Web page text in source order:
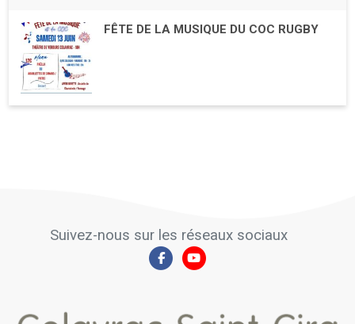
FÊTE DE LA MUSIQUE DU COC RUGBY
Suivez-nous sur les réseaux sociaux